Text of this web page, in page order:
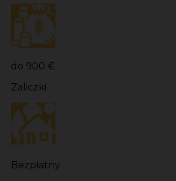
do 900 €
Zaliczki
Bezpłatny